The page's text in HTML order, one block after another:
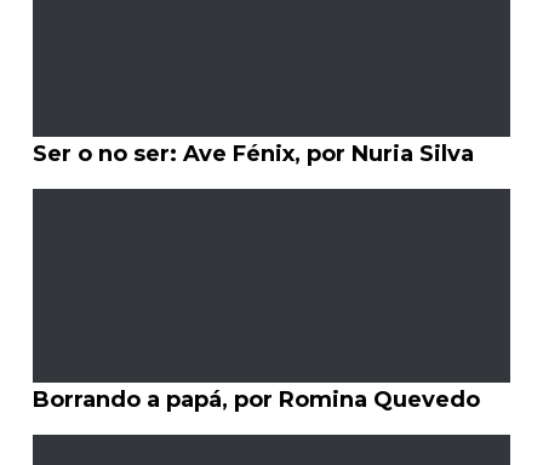
Ser o no ser: Ave Fénix, por Nuria Silva
Borrando a papá, por Romina Quevedo